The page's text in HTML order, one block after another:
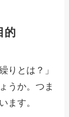
的
りとは？」
うか。つま
ます。